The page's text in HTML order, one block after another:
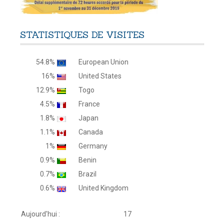
STATISTIQUES DE VISITES
54.8%
European Union
16%
United States
12.9%
Togo
4.5%
France
1.8%
Japan
1.1%
Canada
1%
Germany
0.9%
Benin
0.7%
Brazil
0.6%
United Kingdom
Aujourd'hui :
17